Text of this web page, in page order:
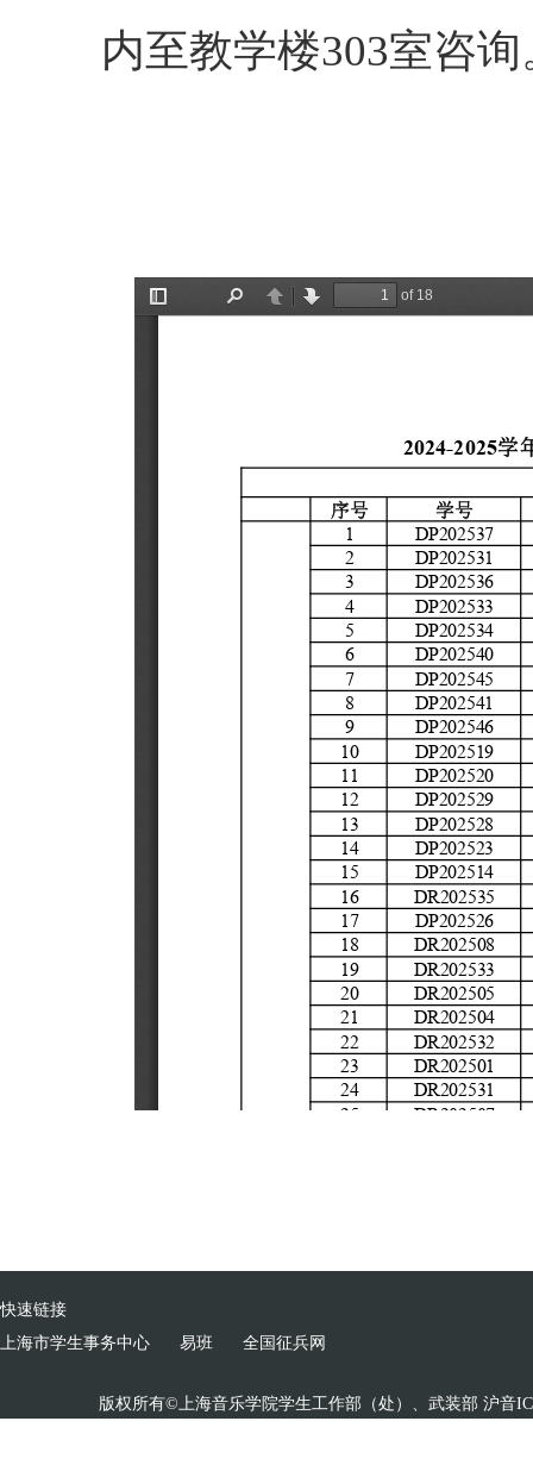
内至教学楼303室咨询
快速链接
上海市学生事务中心
易班 全国征兵网
版权所有©上海音乐学院学生工作部（处）、武装部 沪音